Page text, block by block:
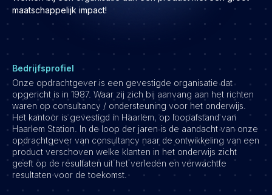
Development
Engineering & leadership
Marketing
Product
Sales
Specialistische techrollen
Support
Operations & HR
Inzichten
maatschappelijk impact!
Bedrijfsprofiel
Onze opdrachtgever is een gevestigde organisatie dat
opgericht is in 1987. Waar zij zich bij aanvang aan het richten
waren op consultancy / ondersteuning voor het onderwijs.
Het kantoor is gevestigd in Haarlem, op loopafstand van
Haarlem Station. In de loop der jaren is de aandacht van onze
opdrachtgever van consultancy naar de ontwikkeling van een
product verschoven welke klanten in het onderwijs zicht
geeft op de resultaten uit het verleden en verwachtte
resultaten voor de toekomst.